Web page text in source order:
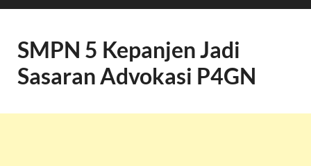
SMPN 5 Kepanjen Jadi
Sasaran Advokasi P4GN